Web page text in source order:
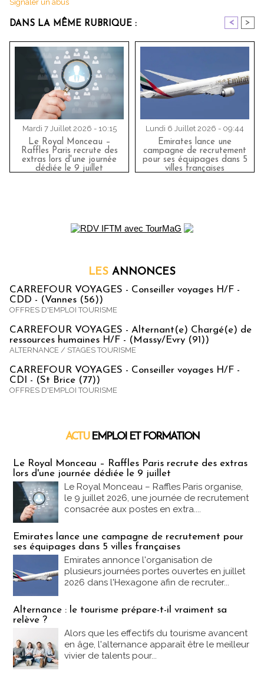
Signaler un abus
DANS LA MÊME RUBRIQUE : < >
Mardi 7 Juillet 2026 - 10:15
Le Royal Monceau –
Raffles Paris recrute des
extras lors d'une journée
dédiée le 9 juillet
Lundi 6 Juillet 2026 - 09:44
Emirates lance une
campagne de recrutement
pour ses équipages dans 5
villes françaises
LES ANNONCES
CARREFOUR VOYAGES - Conseiller voyages H/F -
CDD - (Vannes (56))
OFFRES D'EMPLOI TOURISME
CARREFOUR VOYAGES - Alternant(e) Chargé(e) de
ressources humaines H/F - (Massy/Evry (91))
ALTERNANCE / STAGES TOURISME
CARREFOUR VOYAGES - Conseiller voyages H/F -
CDI - (St Brice (77))
OFFRES D'EMPLOI TOURISME
ACTU EMPLOI ET FORMATION
Le Royal Monceau – Raffles Paris recrute des extras
lors d'une journée dédiée le 9 juillet
Le Royal Monceau – Raffles Paris organise,
le 9 juillet 2026, une journée de recrutement
consacrée aux postes en extra....
Emirates lance une campagne de recrutement pour
ses équipages dans 5 villes françaises
Emirates annonce l'organisation de
plusieurs journées portes ouvertes en juillet
2026 dans l'Hexagone afin de recruter...
Alternance : le tourisme prépare-t-il vraiment sa
relève ?
Alors que les effectifs du tourisme avancent
en âge, l'alternance apparaît être le meilleur
vivier de talents pour...